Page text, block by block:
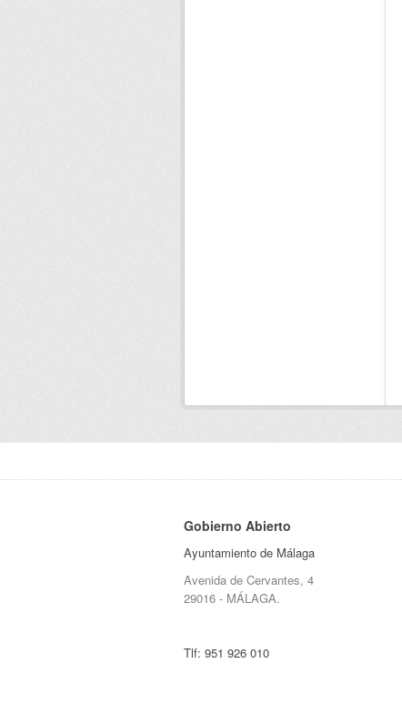
Gobierno Abierto
Ayuntamiento de Málaga
Avenida de Cervantes, 4
29016 - MÁLAGA.
Tlf: 951 926 010